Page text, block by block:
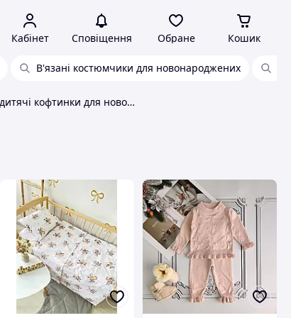
Кабінет Сповіщення Обране Кошик
В'язані костюмчики для новонароджених
В'язані дитячі кофтинки для новонароджених